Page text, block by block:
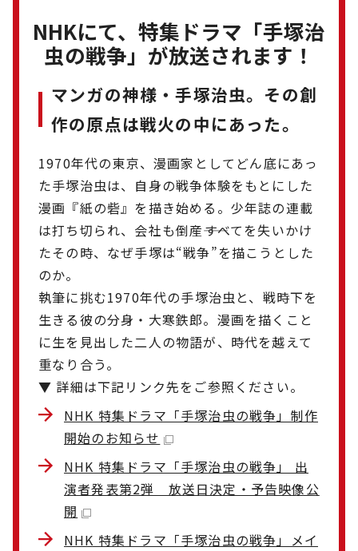
NHKにて、特集ドラマ「手塚治
虫の戦争」が放送されます！
マンガの神様・手塚治虫。その創
作の原点は戦火の中にあった。
1970年代の東京、漫画家としてどん底にあっ
た手塚治虫は、自身の戦争体験をもとにした
漫画『紙の砦』を描き始める。少年誌の連載
は打ち切られ、会社も倒産――すべてを失いかけ
たその時、なぜ手塚は“戦争”を描こうとした
のか。
執筆に挑む1970年代の手塚治虫と、戦時下を
生きる彼の分身・大寒鉄郎。漫画を描くこと
に生を見出した二人の物語が、時代を越えて
重なり合う。
▼ 詳細は下記リンク先をご参照ください。
NHK 特集ドラマ「手塚治虫の戦争」制作
開始のお知らせ
NHK 特集ドラマ「手塚治虫の戦争」 出
演者発表第2弾 放送日決定・予告映像公
開
NHK 特集ドラマ「手塚治虫の戦争」メイ